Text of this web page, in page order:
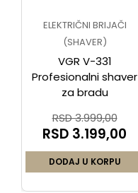
ELEKTRIČNI BRIJAČI
(SHAVER)
VGR V-331
Profesionalni shaver
za bradu
RSD 3.999,00
RSD 3.199,00
DODAJ U KORPU